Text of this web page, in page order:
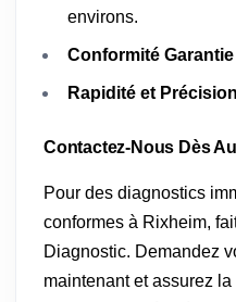
environs.
Conformité Garantie
Rapidité et Précision
Contactez-Nous Dès
Pour des diagnostics
conformes à Rixheim,
Diagnostic. Demandez
maintenant et assurez